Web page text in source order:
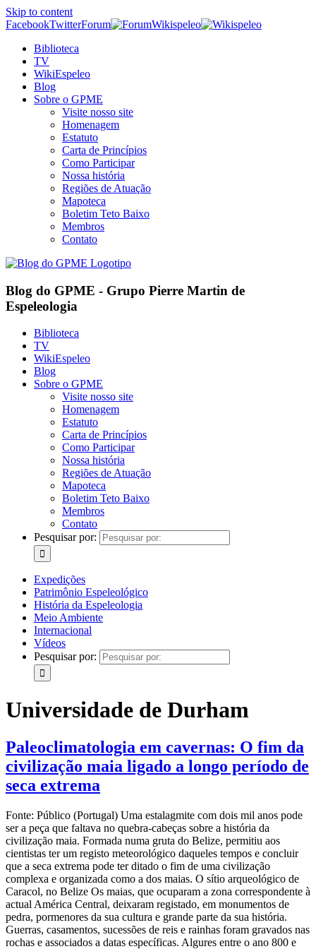
Skip to content
FacebookTwitterForum
Wikispeleo
Biblioteca
TV
WikiEspeleo
Blog
Sobre o GPME
Visite nosso site
Homenagem
Estatuto
Carta de Princípios
Como Participar
Nossa história
Regiões de Atuação
Mapoteca
Boletim Teto Baixo
Membros
Contato
Blog do GPME - Grupo Pierre Martin de
Espeleologia
Biblioteca
TV
WikiEspeleo
Blog
Sobre o GPME
Visite nosso site
Homenagem
Estatuto
Carta de Princípios
Como Participar
Nossa história
Regiões de Atuação
Mapoteca
Boletim Teto Baixo
Membros
Contato
Pesquisar por:
Expedições
Patrimônio Espeleológico
História da Espeleologia
Meio Ambiente
Internacional
Vídeos
Pesquisar por:
Universidade de Durham
Paleoclimatologia em cavernas: O fim da
civilização maia ligado a longo período de
seca extrema
Fonte: Público (Portugal) Uma estalagmite com dois mil anos pode
ser a peça que faltava no quebra-cabeças sobre a história da
civilização maia. Formada numa gruta do Belize, permitiu aos
cientistas ter um registo meteorológico daqueles tempos e concluir
que a seca extrema pode ter ditado o fim de uma civilização
complexa e organizada como a dos maias. O sítio arqueológico de
Caracol, no Belize Os maias, que ocuparam a zona correspondente à
actual América Central, deixaram registado, em monumentos de
pedra, pormenores da sua cultura e grande parte da sua história.
Guerras, casamentos, sucessões de reis e rainhas foram gravados nas
rochas e associados a datas específicas. Algures entre o ano 800 e